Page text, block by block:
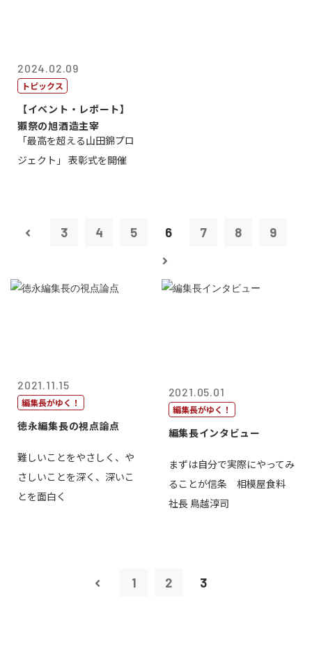
2024.02.09
トピックス
【イベント・レポート】
獺祭の旭酒造主宰
「最高を超える山田錦プロ
ジェクト」 表彰式を開催
3 4 5 6 7 8 9
2021.11.15
編集長がゆく！
徳永編集長の視点論点
難しいことをやさしく、や
さしいことを深く、深いこ
とを面白く
2021.05.01
編集長がゆく！
編集長インタビュー
まずは自分で実際にやってみ
ることが信条 相模屋食料
社長 鳥越淳司
1 2 3